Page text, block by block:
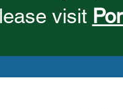
visit